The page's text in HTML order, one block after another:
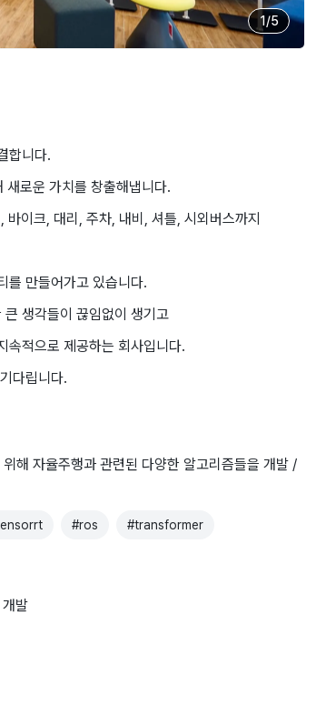
1/5
합니다.
로운 가치를 창출해냅니다.
이크, 대리, 주차, 내비, 셔틀, 시외버스까지
를 만들어가고 있습니다.
생각들이 끊임없이 생기고
속적으로 제공하는 회사입니다.
다립니다.
해 자율주행과 ​관련된 ​다양한 알고리즘들을 ​개발 /
#ros #transformer
발